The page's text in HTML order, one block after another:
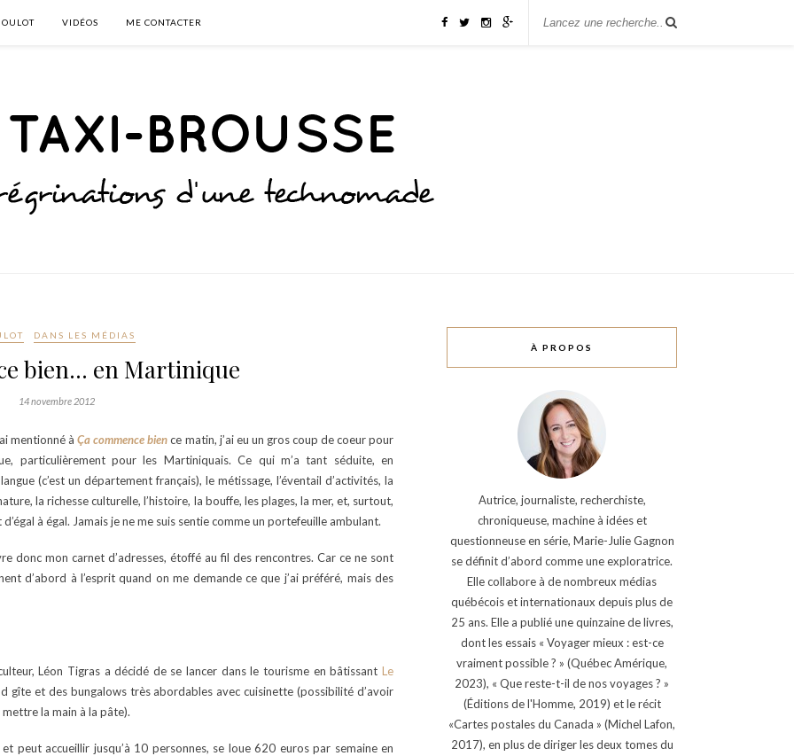
VIDÉOS ME CONTACTER
DANS LES MÉDIAS
bien… en Martinique
14 novembre 2012
mentionné àÇa commence bience matin, j’ai eu un gros coup de coeur pour
particulièrement pour les Martiniquais. Ce qui m’a tant séduite, en
(c’est un département français), le métissage, l’éventail d’activités, la
la richesse culturelle, l’histoire, la bouffe, les plages, la mer, et, surtout,
à égal. Jamais je ne me suis sentie comme un portefeuille ambulant.
donc mon carnet d’adresses, étoffé au fil des rencontres. Car ce ne sont
d’abord à l’esprit quand on me demande ce que j’ai préféré, mais des
Léon Tigras a décidé de se lancer dans le tourisme en bâtissantLe
gîte et des bungalows très abordables avec cuisinette (possibilité d’avoir
la main à la pâte).
peut accueillir jusqu’à 10 personnes, se loue 620 euros par semaine en
À PROPOS
Autrice, journaliste, recherchiste,
chroniqueuse, machine à idées et
questionneuse en série, Marie-Julie Gagnon
se définit d’abord comme une exploratrice.
Elle collabore à de nombreux médias
québécois et internationaux depuis plus de
25 ans. Elle a publié une quinzaine de livres,
dont les essais « Voyager mieux : est-ce
vraiment possible ? » (Québec Amérique,
2023), « Que reste-t-il de nos voyages ? »
(Éditions de l'Homme, 2019) et le récit
«Cartes postales du Canada » (Michel Lafon,
2017), en plus de diriger les deux tomes du